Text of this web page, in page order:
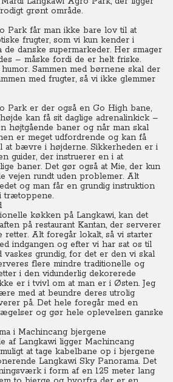
grønt område.
Park får man ikke bare lov til at
frugter, som vi kun kender i
danske supermarkeder. Her smager
– måske fordi de er helt friske.
Sammen med børnene skal der
med frugter, så vi ikke glemmer
Park er der også en Go High bane,
kan få sit daglige adrenalinkick –
højtgående baner og når man skal
er meget udfordrende og kan få
at bævre i højderne. Sikkerheden er i
guider, der instruerer en i at
baner. Det gør også at Mie, der kun
vejen rundt uden problemer. Alt
og man får en grundig instruktion
trætoppene.
køkken på Langkawi, kan det
på restaurant Kantan, der serverer
retter. Alt foregår lokalt, så vi starter
indgangen og efter vi har sat os til
vaskes grundig, for det er den vi skal
flere mindre traditionelle og
i den vidunderlig dekorerede
er i tvivl om at man er i Østen. Jeg
med at beundre deres utrolig
på. Det hele foregår med en
og gør hele oplevelsen ganske
i Machincang bjergene
af Langkawi ligger Machincang
at tage kabelbane op i bjergene
Langkawi Sky Panorama. Det
i form af en 125 meter lang